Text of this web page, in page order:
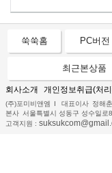
쑥쑥홈 PC버전
최근본상품
회사소개 개인정보취급(처
(주)포미비앤엠 I 대표이사 정해춘
본사 서울특별시 성동구 성수일
고객지원 :